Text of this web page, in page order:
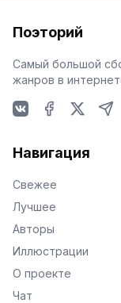
Поэторий
Самый большой
жанров в
Навигация
Свежее
Лучшее
Авторы
Иллюстрации
О проекте
Чат